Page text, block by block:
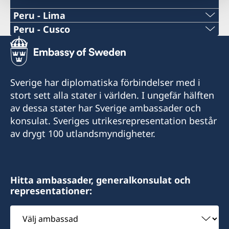
Peru - Lima
Honorärkonsul: Xavier de Romaña
På konsulatet arbetar även en konsulär
assistent och en kommersiell assistent.
Email konsulära frågor:
lima@consuladodesuecia.pe
Email kommersiella frågor:
andrea.silva@consuladodesuecia.pe
Besök: efter tidsbokning (boka tid per telefon
eller email)
Peru - Cusco
Honorärkonsul: Boris Gómez Luna
Email: borisgomez19@gmail.com
Telefon: +51 994374176
Besök: enbart efter tidsbokning (boka tid per
telefon eller email)
Jerónimo, Cusco, Perú
Sverige har diplomatiska förbindelser med i
stort sett alla stater i världen. I ungefär hälften
av dessa stater har Sverige ambassader och
konsulat. Sveriges utrikesrepresentation består
av drygt 100 utlandsmyndigheter.
Hitta ambassader, generalkonsulat och
representationer:
Välj
ambassad